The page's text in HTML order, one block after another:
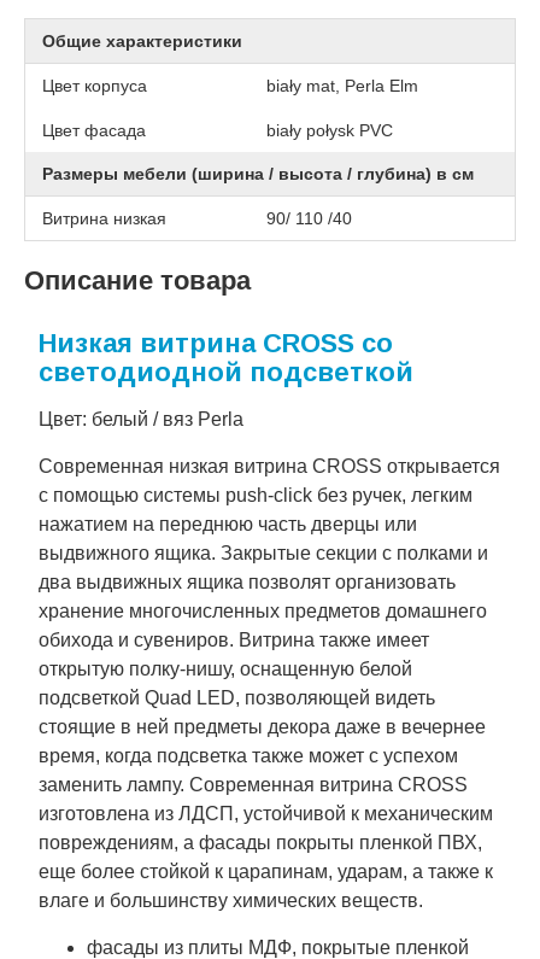
Общие характеристики
Цвет корпуса biały mat, Perla Elm
Цвет фасада biały połysk PVC
Размеры мебели (ширина / высота / глубина) в см
Витрина низкая 90/ 110 /40
Описание товара
Низкая витрина CROSS со
светодиодной подсветкой
Цвет: белый / вяз Perla
Современная низкая витрина CROSS открывается
с помощью системы push-click без ручек, легким
нажатием на переднюю часть дверцы или
выдвижного ящика. Закрытые секции с полками и
два выдвижных ящика позволят организовать
хранение многочисленных предметов домашнего
обихода и сувениров. Витрина также имеет
открытую полку-нишу, оснащенную белой
подсветкой Quad LED, позволяющей видеть
стоящие в ней предметы декора даже в вечернее
время, когда подсветка также может с успехом
заменить лампу. Современная витрина CROSS
изготовлена ​​из ЛДСП, устойчивой к механическим
повреждениям, а фасады покрыты пленкой ПВХ,
еще более стойкой к царапинам, ударам, а также к
влаге и большинству химических веществ.
фасады из плиты МДФ, покрытые пленкой